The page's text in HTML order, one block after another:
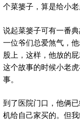
个菜篓子，算是给小老
说起菜篓子可有一番
一位爷们总爱煞气，
股上，这样，他放的
这个故事的时候小老
事。
到了医院门口，他俩
机给自己家买的。但